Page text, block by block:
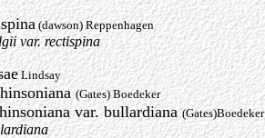
(dawson) Reppenhagen
var. rectispina
Lindsay
(Gates) Boedeker
var. bullardiana(Gates)Boedeker